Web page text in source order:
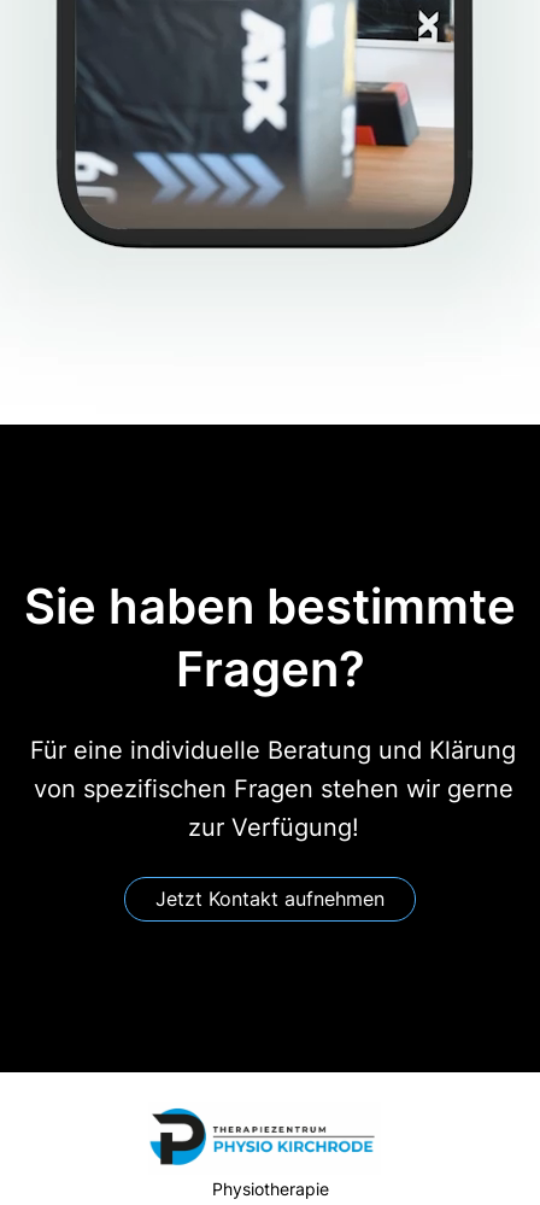
Sie haben bestimmte
Fragen?
Für eine individuelle Beratung und Klärung
von spezifischen Fragen stehen wir gerne
zur Verfügung!
Jetzt Kontakt aufnehmen
Physiotherapie